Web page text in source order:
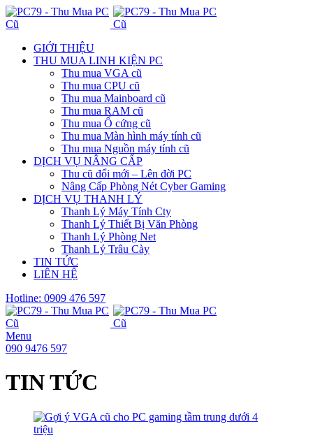
GIỚI THIỆU
THU MUA LINH KIỆN PC
Thu mua VGA cũ
Thu mua CPU cũ
Thu mua Mainboard cũ
Thu mua RAM cũ
Thu mua Ổ cứng cũ
Thu mua Màn hình máy tính cũ
Thu mua Nguồn máy tính cũ
DỊCH VỤ NÂNG CẤP
Thu cũ đổi mới – Lên đời PC
Nâng Cấp Phòng Nét Cyber Gaming
DỊCH VỤ THANH LÝ
Thanh Lý Máy Tính Cty
Thanh Lý Thiết Bị Văn Phòng
Thanh Lý Phòng Net
Thanh Lý Trâu Cày
TIN TỨC
LIÊN HỆ
Hotline: 0909 476 597
Menu
090 9476 597
TIN TỨC